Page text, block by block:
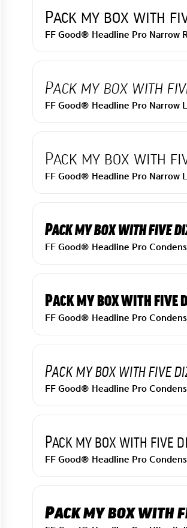
Pack my box with
FF Good® Headline Pro Narrow
Pack my box with
FF Good® Headline Pro Narrow
Pack my box with
FF Good® Headline Pro Narrow
Pack my box with five
FF Good® Headline Pro
Pack my box with five
FF Good® Headline Pro
Pack my box with five
FF Good® Headline Pro
Pack my box with five
FF Good® Headline Pro
Pack my box with